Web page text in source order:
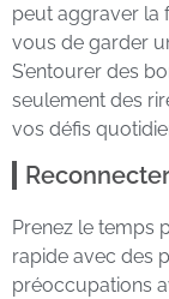
peut aggraver la
vous de garder
S’entourer des
seulement des
vos défis
Prenez le temps
rapide avec des
préoccupations